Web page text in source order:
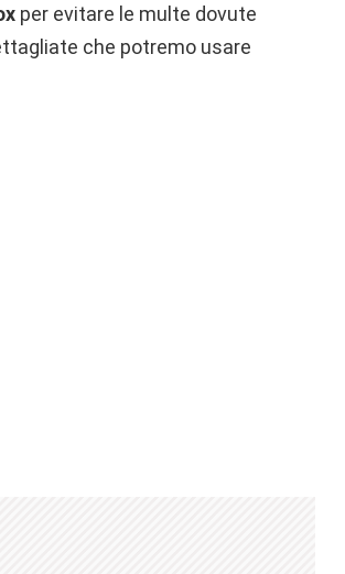
per evitare le multe dovute
che potremo usare